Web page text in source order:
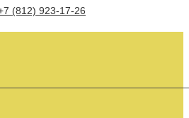
(812) 923-17-26